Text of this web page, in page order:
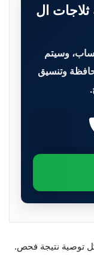
ال
وسيتم
وتنسيق
توصية نتيجة فحص.